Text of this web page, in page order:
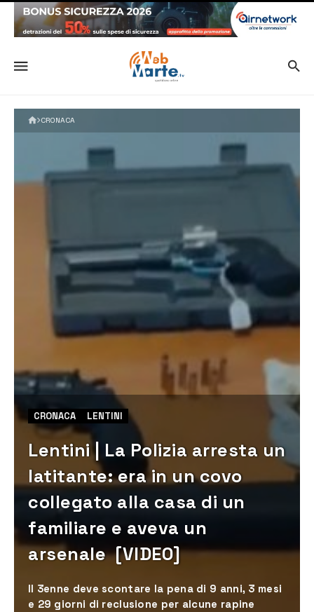
CRONACA
CRONACA LENTINI
Lentini | La Polizia arresta un
latitante: era in un covo
collegato alla casa di un
familiare e aveva un
arsenale [VIDEO]
Il 3enne deve scontare la pena di 9 anni, 3 mesi
e 29 giorni di reclusione per alcune rapine